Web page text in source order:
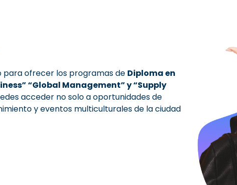
para ofrecer los programas de Diploma en
“Global Management” y “Supply
acceder no solo a oportunidades de
y eventos multiculturales de la ciudad